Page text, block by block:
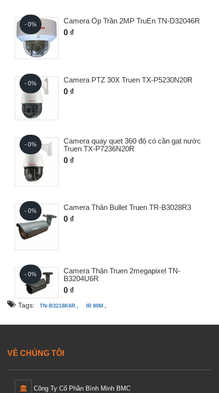
- 0%
Camera Ốp Trần 2MP TruEn TN-D32046R
0 ₫
- 0%
Camera PTZ 30X Truen TX-P5230N20R
0 ₫
- 0%
Camera quay quet 360 độ có cần gạt nước
Truen TX-P7236N20R
0 ₫
- 0%
Camera Thân Bullet Truen TR-B3028R3
0 ₫
- 0%
Camera Thân Truen 2megapixel TN-
B3204U6R
0 ₫
Tags: TN-B3218K6R , IR 80M ,
VỀ CHÚNG TÔI
Công Ty Cổ Phần Bình Minh BMC